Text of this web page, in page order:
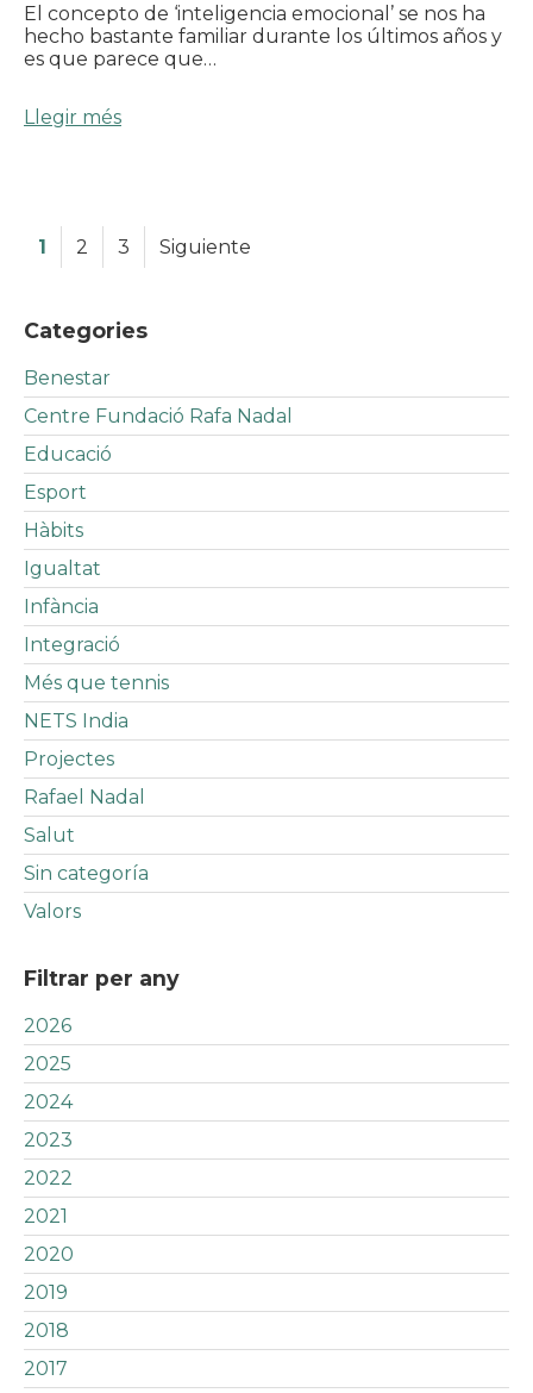
El concepto de ‘inteligencia emocional’ se nos ha
hecho bastante familiar durante los últimos años y
es que parece que…
Llegir més
1 2 3 Siguiente
Categories
Benestar
Centre Fundació Rafa Nadal
Educació
Esport
Hàbits
Igualtat
Infància
Integració
Més que tennis
NETS India
Projectes
Rafael Nadal
Salut
Sin categoría
Valors
Filtrar per any
2026
2025
2024
2023
2022
2021
2020
2019
2018
2017